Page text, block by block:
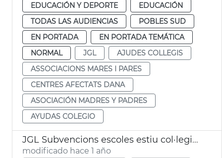
EDUCACIÓN Y DEPORTE
EDUCACIÓN
TODAS LAS AUDIENCIAS
POBLES SUD
EN PORTADA
EN PORTADA TEMÁTICA
NORMAL
JGL
AJUDES COLLEGIS
ASSOCIACIONS MARES I PARES
CENTRES AFECTATS DANA
ASOCIACIÓN MADRES Y PADRES
AYUDAS COLEGIO
JGL Subvencions escoles estiu col·legis municipals València
modificado hace 1 año